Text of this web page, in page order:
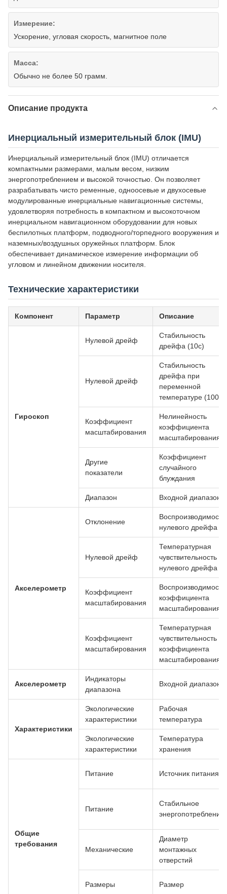
Измерение:
Ускорение, угловая скорость, магнитное поле
Масса:
Обычно не более 50 грамм.
Описание продукта
Инерциальный измерительный блок (IMU)
Инерциальный измерительный блок (IMU) отличается
компактными размерами, малым весом, низким
энергопотреблением и высокой точностью. Он позволяет
разрабатывать чисто ременные, одноосевые и двухосевые
модулированные инерциальные навигационные системы,
удовлетворяя потребность в компактном и высокоточном
инерциальном навигационном оборудовании для новых
беспилотных платформ, подводного/торпедного вооружения и
наземных/воздушных оружейных платформ. Блок
обеспечивает динамическое измерение информации об
угловом и линейном движении носителя.
Технические характеристики
Компонент Параметр Описание
Гироскоп
Нулевой дрейф
Стабильность
дрейфа (10с)
Нулевой дрейф
Стабильность
дрейфа при
переменной
температуре (100с)
Коэффициент
масштабирования
Нелинейность
коэффициента
масштабирования
Другие
показатели
Коэффициент
случайного
блуждания
Диапазон Входной диапазон
Акселерометр
Отклонение
Воспроизводимость
нулевого дрейфа
Нулевой дрейф
Температурная
чувствительность
нулевого дрейфа
Коэффициент
масштабирования
Воспроизводимость
коэффициента
масштабирования
Коэффициент
масштабирования
Температурная
чувствительность
коэффициента
масштабирования
Акселерометр
Индикаторы
диапазона
Входной диапазон
Характеристики
Экологические
характеристики
Рабочая
температура
Экологические
характеристики
Температура
хранения
Общие
требования
Питание Источник питания
Питание
Стабильное
энергопотребление
Механические
Диаметр
монтажных
отверстий
Размеры Размер